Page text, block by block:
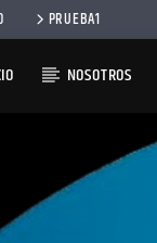
PRUEBA1
NOSOTROS